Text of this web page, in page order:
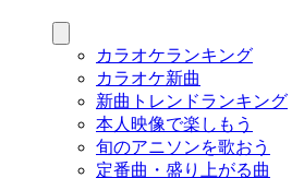
カラオケランキング
カラオケ新曲
新曲トレンドランキング
本人映像で楽しもう
旬のアニソンを歌おう
定番曲・盛り上がる曲